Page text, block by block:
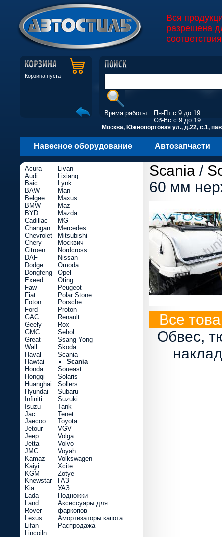
Вся
разрешена
Корзина пуста
Время работы:
Пн-Пт с 9 до 19
Сб-Вс с 9 до 19
Москва, Южнопортовая ул., д.22, с.1,
Навесное оборудование Автозапчасти
Scania /
60 мм
Все
Обвес,
Acura
Audi
Baic
BAW
Belgee
BMW
BYD
Cadillac
Changan
Chevrolet
Chery
Citroen
DAF
Dodge
Dongfeng
Exeed
Faw
Fiat
Foton
Ford
GAC
Geely
GMC
Great
Wall
Haval
Hawtai
Honda
Hongqi
Huanghai
Hyundai
Infiniti
Isuzu
Jac
Jaecoo
Jetour
Jeep
Jetta
JMC
Kamaz
Kaiyi
KGM
Knewstar
Kia
Lada
Land
Rover
Lexus
Lifan
Lincoiln
Livan
Lixiang
Lynk
Man
Maxus
Maz
Mazda
MG
Mercedes
Mitsubishi
Москвич
Nordcross
Nissan
Omoda
Opel
Oting
Peugeot
Polar Stone
Porsche
Proton
Renault
Rox
Sehol
Ssang Yong
Skoda
Scania
Scania
Soueast
Solaris
Sollers
Subaru
Suzuki
Tank
Tenet
Toyota
VGV
Volga
Volvo
Voyah
Volkswagen
Xcite
Zotye
ГАЗ
УАЗ
Подножки
Аксессуары для
фаркопов
Амортизаторы капота
Распродажа